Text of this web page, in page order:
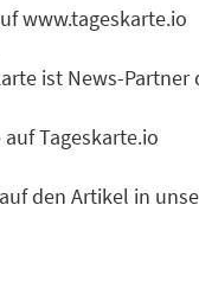
www.tageskarte.io
ist News-
Tageskarte.io
den Artikel in